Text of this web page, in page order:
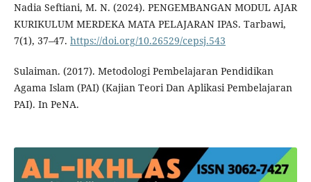
Nadia Seftiani, M. N. (2024). PENGEMBANGAN MODUL AJAR
KURIKULUM MERDEKA MATA PELAJARAN IPAS. Tarbawi,
7(1), 37–47. https://doi.org/10.26529/cepsj.543
Sulaiman. (2017). Metodologi Pembelajaran Pendidikan
Agama Islam (PAI) (Kajian Teori Dan Aplikasi Pembelajaran
PAI). In PeNA.